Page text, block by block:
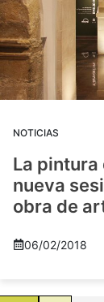
NOTICIAS
La pintura
nueva
obra de
06/02/2018